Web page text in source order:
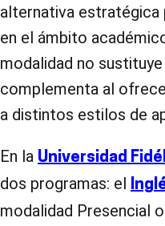
alternativa estratégica
en el ámbito
modalidad no
complementa al
a distintos estilos de
En la Universidad
dos programas: el
modalidad Presencial